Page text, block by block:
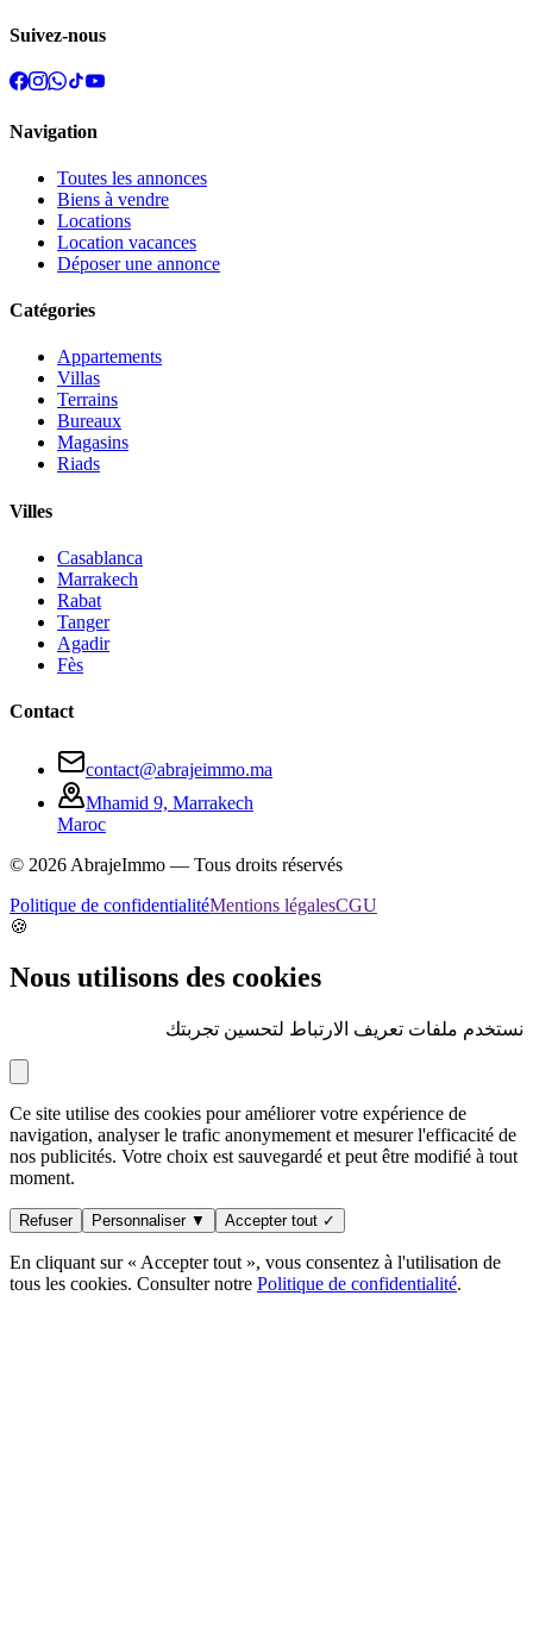
Suivez-nous
Navigation
Toutes les annonces
Biens à vendre
Locations
Location vacances
Déposer une annonce
Catégories
Appartements
Villas
Terrains
Bureaux
Magasins
Riads
Villes
Casablanca
Marrakech
Rabat
Tanger
Agadir
Fès
Contact
contact@abrajeimmo.ma
Mhamid 9, Marrakech
Maroc
© 2026AbrajeImmo — Tous droits réservés
Politique de confidentialitéMentions légalesCGU
🍪
Nous utilisons des cookies
نستخدم ملفات تعريف الارتباط لتحسين تجربتك
Ce site utilise des cookies pour améliorer votre expérience de
navigation, analyser le trafic anonymement et mesurer l'efficacité de
nos publicités. Votre choix est sauvegardé et peut être modifié à tout
moment.
Refuser Personnaliser ▼ Accepter tout ✓
En cliquant sur « Accepter tout », vous consentez à l'utilisation de
tous les cookies. Consulter notre Politique de confidentialité.